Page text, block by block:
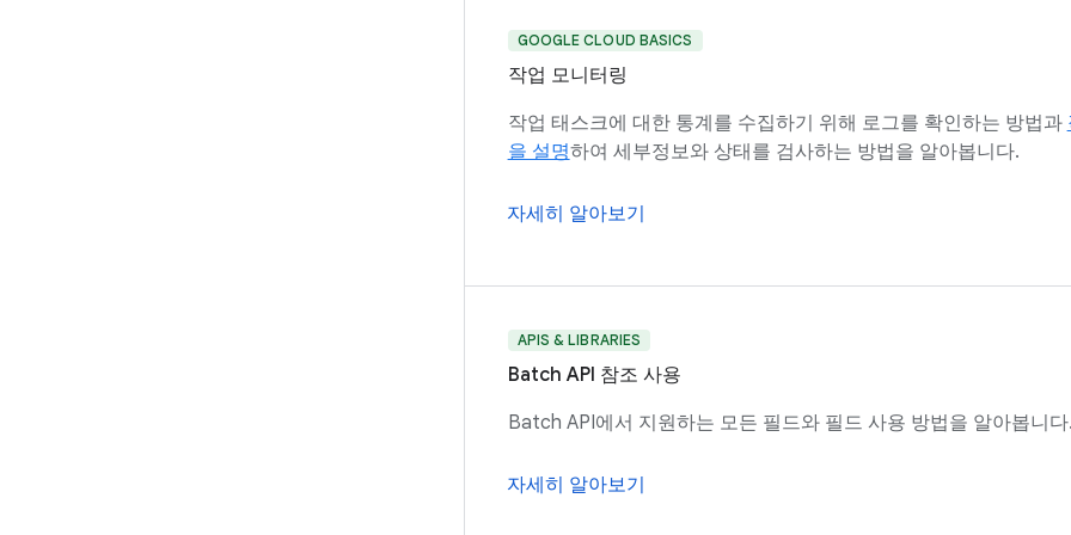
GOOGLE CLOUD BASICS
작업 모니터링
작업 태스크에 대한 통계를 수집하기 위해 로그를 확인하는 방법과
을 설명하여 세부정보와 상태를 검사하는 방법을 알아봅니다.
자세히 알아보기
APIS & LIBRARIES
Batch API 참조 사용
Batch API에서 지원하는 모든 필드와 필드 사용 방법을 알아봅니
자세히 알아보기